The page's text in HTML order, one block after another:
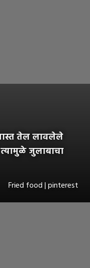
तेल लावलेले
जुलाबाचा
Fried food | pinterest